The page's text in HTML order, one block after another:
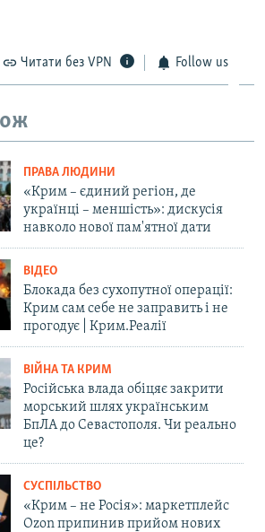
Читати без VPN Follow us
ПРАВА ЛЮДИНИ
«Крим – єдиний регіон, де
українці – меншість»: дискусія
навколо нової пам'ятної дати
ВІДЕО
Блокада без сухопутної операції:
Крим сам себе не заправить і не
прогодує | Крим.Реалії
ВІЙНА ТА КРИМ
Російська влада обіцяє закрити
морський шлях українським
БпЛА до Севастополя. Чи реально
це?
СУСПІЛЬСТВО
«Крим – не Росія»: маркетплейс
Ozon припинив прийом нових